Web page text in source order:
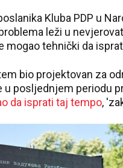
Kluba PDP u
leži u
mogao tehnički da
bio projektovan za
u posljednjem periodu
da isprati taj tempo,